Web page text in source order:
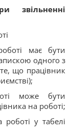
звільненні
має бути
одного з
що працівник
може бути
на роботі;
роботі у табелі